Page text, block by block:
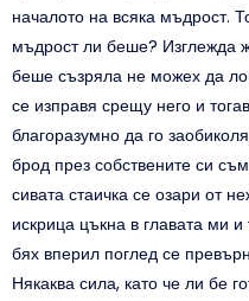
началото на всяка мъдрост.
мъдрост ли беше? Изглежда
беше съзряла не можех да
се изправя срещу него и
благоразумно да го
брод през собствените си
сивата стаичка се озари от
искрица цъкна в главата ми
бях вперил поглед се
Някаква сила, като че ли бе